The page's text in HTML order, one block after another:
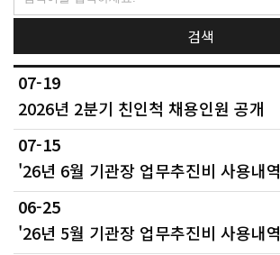
검색
07-19
2026년 2분기 친인척 채용인원 공개
07-15
'26년 6월 기관장 업무추진비 사용내역
06-25
'26년 5월 기관장 업무추진비 사용내역